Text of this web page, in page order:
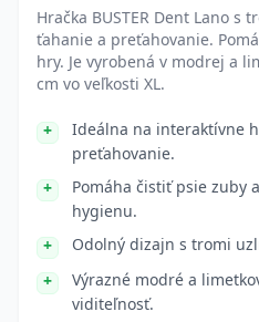
Hračka BUSTER Dent Lano s
ťahanie a preťahovanie.
hry. Je vyrobená v modrej a
cm vo veľkosti XL.
Ideálna na interaktívne
preťahovanie.
Pomáha čistiť psie zuby
hygienu.
Odolný dizajn s tromi
Výrazné modré a
viditeľnosť.